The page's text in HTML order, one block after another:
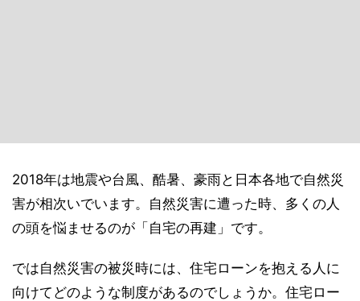
2018年は地震や台風、酷暑、豪雨と日本各地で自然災
害が相次いでいます。自然災害に遭った時、多くの人
の頭を悩ませるのが「自宅の再建」です。
では自然災害の被災時には、住宅ローンを抱える人に
向けてどのような制度があるのでしょうか。住宅ロー